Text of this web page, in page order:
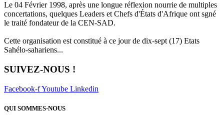
Le 04 Février 1998, après une longue réflexion nourrie de multiples
concertations, quelques Leaders et Chefs d'États d'Afrique ont sgné
le traité fondateur de la CEN-SAD.
Cette organisation est constitué à ce jour de dix-sept (17) Etats
Sahélo-sahariens...
SUIVEZ-NOUS !
Facebook-fYoutube Linkedin
QUI SOMMES-NOUS